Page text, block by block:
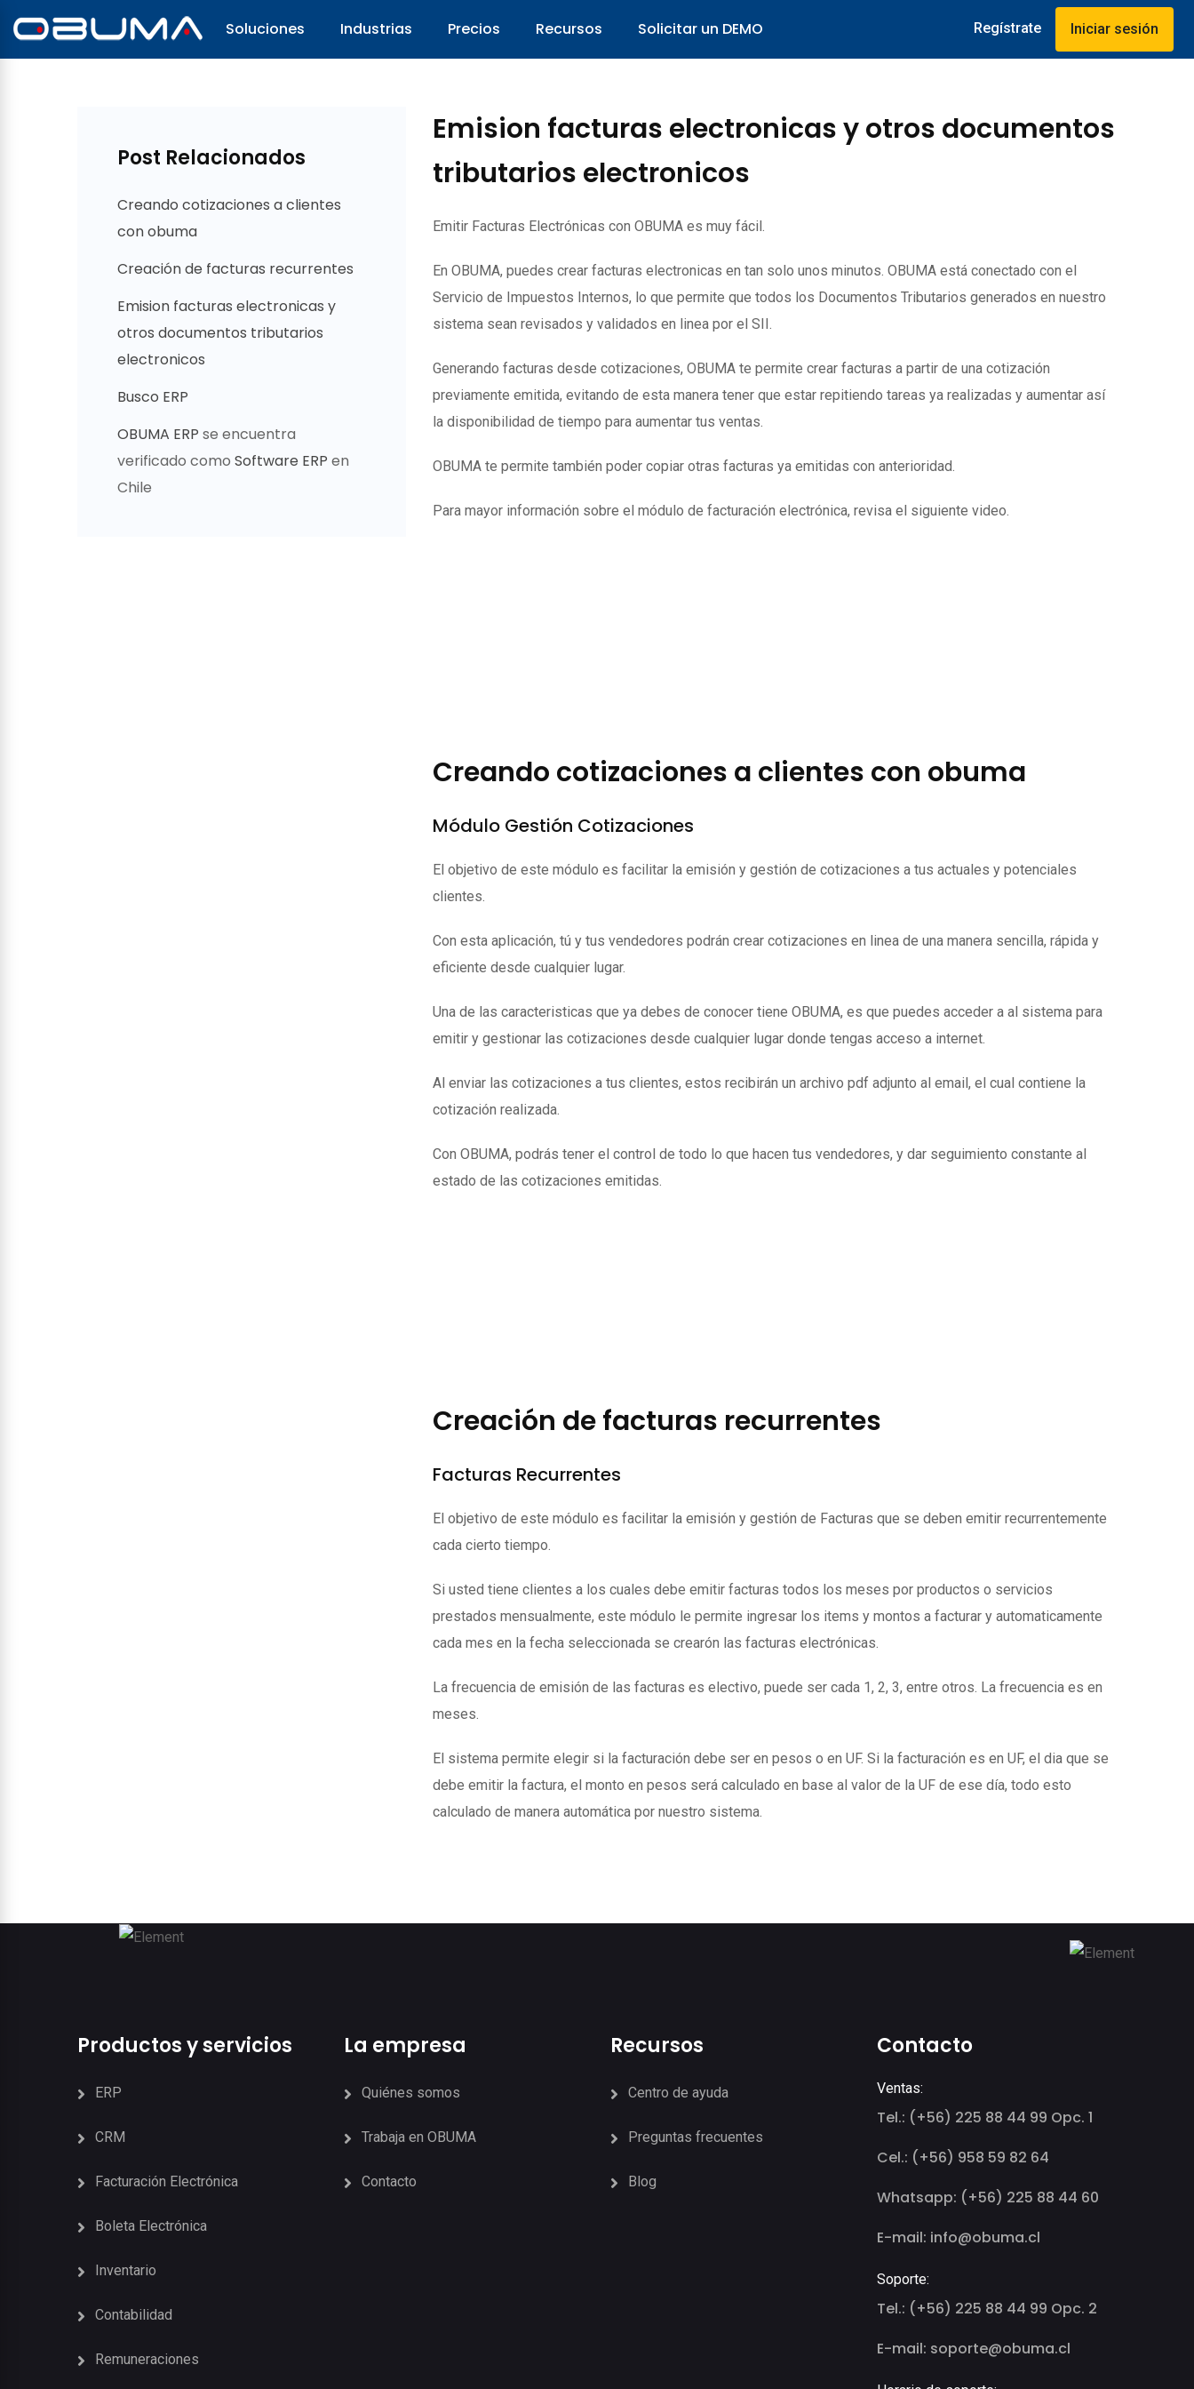
Soluciones Industrias Precios Recursos Solicitar un DEMO Regístrate Iniciar sesión
Emision facturas electronicas y otros documentos
tributarios electronicos
Emitir Facturas Electrónicas con OBUMA es muy fácil.
En OBUMA, puedes crear facturas electronicas en tan solo unos minutos. OBUMA está conectado con el
Servicio de Impuestos Internos, lo que permite que todos los Documentos Tributarios generados en nuestro
sistema sean revisados y validados en linea por el SII.
Generando facturas desde cotizaciones, OBUMA te permite crear facturas a partir de una cotización
previamente emitida, evitando de esta manera tener que estar repitiendo tareas ya realizadas y aumentar así
la disponibilidad de tiempo para aumentar tus ventas.
OBUMA te permite también poder copiar otras facturas ya emitidas con anterioridad.
Para mayor información sobre el módulo de facturación electrónica, revisa el siguiente video.
Post Relacionados
Creando cotizaciones a clientes
con obuma
Creación de facturas recurrentes
Emision facturas electronicas y
otros documentos tributarios
electronicos
Busco ERP
OBUMA ERP se encuentra
verificado como Software ERP en
Chile
Creando cotizaciones a clientes con obuma
Módulo Gestión Cotizaciones
El objetivo de este módulo es facilitar la emisión y gestión de cotizaciones a tus actuales y potenciales
clientes.
Con esta aplicación, tú y tus vendedores podrán crear cotizaciones en linea de una manera sencilla, rápida y
eficiente desde cualquier lugar.
Una de las caracteristicas que ya debes de conocer tiene OBUMA, es que puedes acceder a al sistema para
emitir y gestionar las cotizaciones desde cualquier lugar donde tengas acceso a internet.
Al enviar las cotizaciones a tus clientes, estos recibirán un archivo pdf adjunto al email, el cual contiene la
cotización realizada.
Con OBUMA, podrás tener el control de todo lo que hacen tus vendedores, y dar seguimiento constante al
estado de las cotizaciones emitidas.
Creación de facturas recurrentes
Facturas Recurrentes
El objetivo de este módulo es facilitar la emisión y gestión de Facturas que se deben emitir recurrentemente
cada cierto tiempo.
Si usted tiene clientes a los cuales debe emitir facturas todos los meses por productos o servicios
prestados mensualmente, este módulo le permite ingresar los items y montos a facturar y automaticamente
cada mes en la fecha seleccionada se crearón las facturas electrónicas.
La frecuencia de emisión de las facturas es electivo, puede ser cada 1, 2, 3, entre otros. La frecuencia es en
meses.
El sistema permite elegir si la facturación debe ser en pesos o en UF. Si la facturación es en UF, el dia que se
debe emitir la factura, el monto en pesos será calculado en base al valor de la UF de ese día, todo esto
calculado de manera automática por nuestro sistema.
Productos y servicios
ERP
CRM
Facturación Electrónica
Boleta Electrónica
Inventario
Contabilidad
Remuneraciones
La empresa
Quiénes somos
Trabaja en OBUMA
Contacto
Recursos
Centro de ayuda
Preguntas frecuentes
Blog
Contacto
Ventas:
Tel.: (+56) 225 88 44 99 Opc. 1
Cel.: (+56) 958 59 82 64
Whatsapp: (+56) 225 88 44 60
E-mail: info@obuma.cl
Soporte:
Tel.: (+56) 225 88 44 99 Opc. 2
E-mail: soporte@obuma.cl